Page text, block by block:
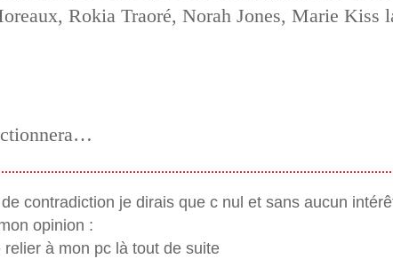
Rokia Traoré, Norah Jones, Marie Kiss
contradiction je dirais que c nul et sans aucun
opinion :
relier à mon pc là tout de suite